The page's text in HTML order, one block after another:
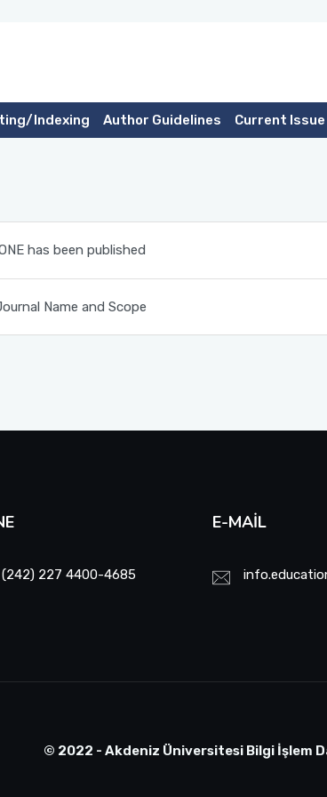
Indexing Author Guidelines Current Issue
has been published
Name and Scope
227 4400-4685
E-MAIL
© 2022 - Akdeniz Üniversitesi Bilgi İşlem